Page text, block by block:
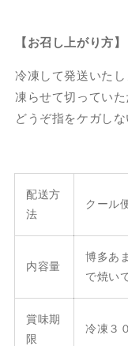
【お召し上がり方】
冷凍して発送いたし
凍らせて切ってい
どうぞ指をケガし
配送方
法
クール
内容量
博多あ
で焼い
賞味期
限
冷凍３